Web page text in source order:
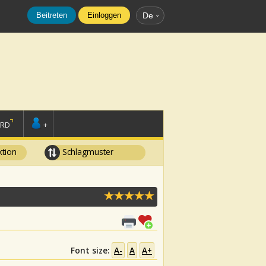
Beitreten Einloggen De
+
Schlagmuster
Font size: A- A A+